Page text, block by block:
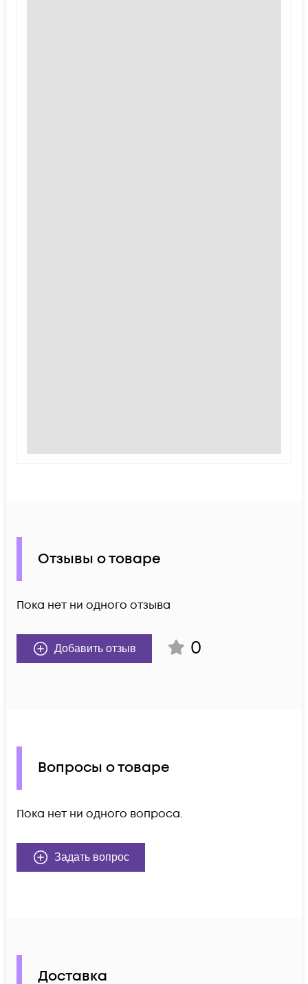
Отзывы о товаре
Пока нет ни одного отзыва
Добавить отзыв 0
Вопросы о товаре
Пока нет ни одного вопроса.
Задать вопрос
Доставка